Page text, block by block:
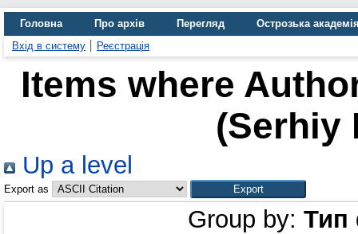
Головна Про архів Перегляд
Острозька
Вхід в систему
Реєстрація
Items where
(Serhiy
Up a level
Export as
Group by: Тип